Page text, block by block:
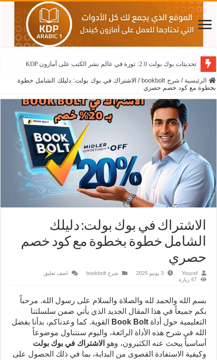
تحديثات بوك بولت 2.0: ثورة في عالم نشر الكتب على أمازون KDP
الرئيسية / شرح bookbolt / الاشتراك في بوك بولت: دليلك الشامل خطوة
بخطوة مع كود خصم حصري
الاشتراك في بوك بولت: دليلك
الشامل خطوة بخطوة مع كود خصم
حصري
Youcef 3 يونيو 2025 شرح bookbolt
اضف تعليق
47 زيارة
بسم الله والحمد لله والصلاة والسلام على رسول الله. مرحباً
بكم جميعاً في هذا المقال الجديد الذي يأتي ضمن سلسلتنا
التعليمية حول أداةBook Bolt
القوية. كما وعدناكم، بدأنا بفضل
الله في شرح هذه الأداة الرائعة، واليوم سنتناول موضوعاً
أساسياً يبحث عنه الكثيرون، وهو الاشتراك في بوك بولت
وكيفية الاستفادة القصوى من البداية، بما في ذلك الحصول على